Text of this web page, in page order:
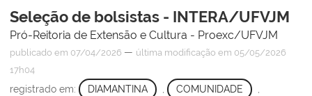
Seleção de bolsistas - INTERA/UFVJM
Pró-Reitoria de Extensão e Cultura - Proexc/UFVJM
publicado em 07/04/2026 — última modificação em 05/05/2026
17h04
registrado em: DIAMANTINA COMUNIDADE